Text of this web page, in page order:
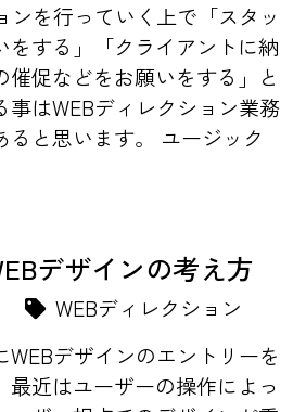
ンを行っていく上で「スタッ
をする」「クライアントに納
催促などをお願いをする」と
事はWEBディレクション業務
ると思います。 ユージック
デザインの考え方
WEBディレクション
デザインのエントリーを
最近はユーザーの操作によっ